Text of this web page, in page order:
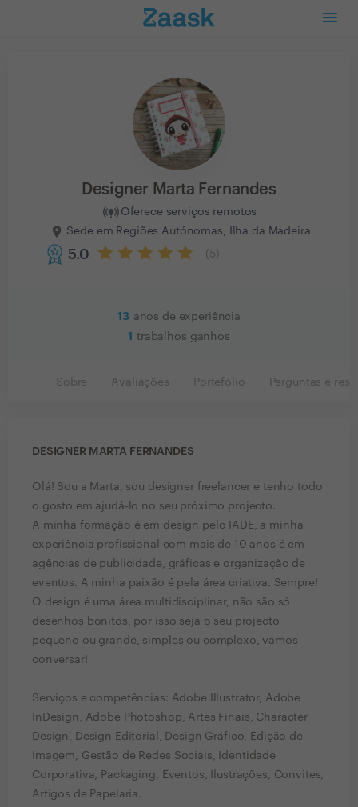
Designer Marta Fernandes
Oferece serviços remotos
Sede em Regiões Autónomas, Ilha da Madeira
5.0 5
13 anos de experiência
1 trabalhos ganhos
Sobre Avaliações Portefólio Perguntas e
DESIGNER MARTA FERNANDES
Olá! Sou a Marta, sou designer freelancer e tenho todo
o gosto em ajudá-lo no seu próximo projecto.
A minha formação é em design pelo IADE, a minha
experiência profissional com mais de 10 anos é em
agências de publicidade, gráficas e organização de
eventos. A minha paixão é pela área criativa. Sempre!
O design é uma área multidisciplinar, não são só
desenhos bonitos, por isso seja o seu projecto
pequeno ou grande, simples ou complexo, vamos
conversar!
Serviços e competências: Adobe Illustrator, Adobe
InDesign, Adobe Photoshop, Artes Finais, Character
Design, Design Editorial, Design Gráfico, Edição de
Imagem, Gestão de Redes Sociais, Identidade
Corporativa, Packaging, Eventos, Ilustrações, Convites,
Artigos de Papelaria.